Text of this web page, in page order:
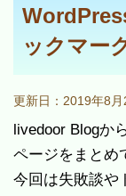
ックマー
更新日： 2019年8月
livedoor Blogか
ページをまとめ
今回は失敗談や